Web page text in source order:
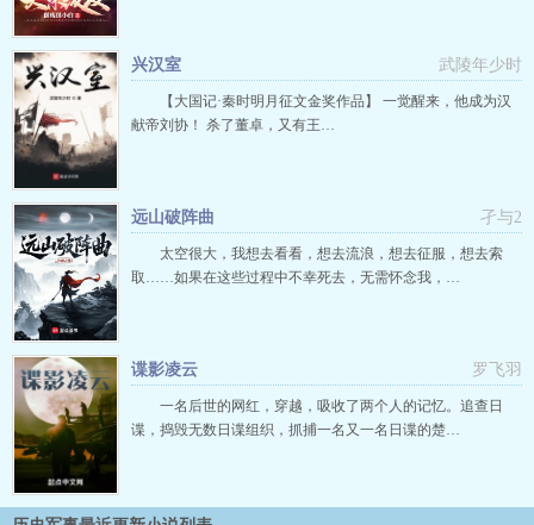
武陵年少时
兴汉室
【大国记·秦时明月征文金奖作品】 一觉醒来，他成为汉
献帝刘协！ 杀了董卓，又有王…
孑与2
远山破阵曲
太空很大，我想去看看，想去流浪，想去征服，想去索
取……如果在这些过程中不幸死去，无需怀念我，…
罗飞羽
谍影凌云
一名后世的网红，穿越，吸收了两个人的记忆。追查日
谍，捣毁无数日谍组织，抓捕一名又一名日谍的楚…